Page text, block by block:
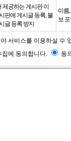
제공하는 게시판 이
판에 게시글 등록, 불
글 등록 방지
이름
보
서비스를 이용하실 수
집에 동의합니다.
동